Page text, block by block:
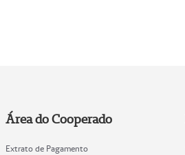
Área do Cooperado
Extrato de Pagamento